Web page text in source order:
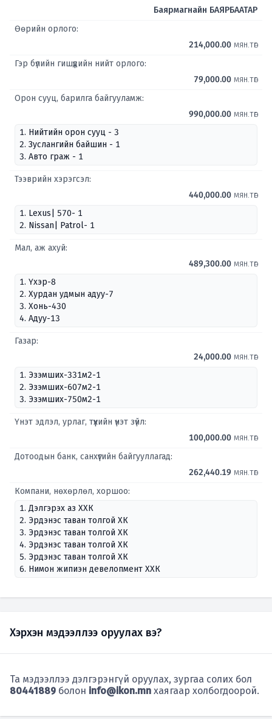
Баярмагнайн БАЯРБААТАР
Өөрийн орлого:
214,000.00 мян.төг
Гэр бүлийн гишүүдийн нийт орлого:
79,000.00 мян.төг
Орон сууц, барилга байгууламж:
990,000.00 мян.төг
1. Нийтийн орон сууц - 3
2. Зуслангийн байшин - 1
3. Авто граж - 1
Тээврийн хэрэгсэл:
440,000.00 мян.төг
1. Lexus| 570- 1
2. Nissan| Patrol- 1
Мал, аж ахуй:
489,300.00 мян.төг
1. Үхэр-8
2. Хурдан удмын адуу-7
3. Хонь-430
4. Адуу-13
Газар:
24,000.00 мян.төг
1. Эзэмших-331м2-1
2. Эзэмших-607м2-1
3. Эзэмших-750м2-1
Үнэт эдлэл, урлаг, түүхийн үнэт зүйл:
100,000.00 мян.төг
Дотоодын банк, санхүүгийн байгууллагад:
262,440.19 мян.төг
Компани, нөхөрлөл, хоршоо:
1. Дэлгэрэх аз ХХК
2. Эрдэнэс таван толгой ХК
3. Эрдэнэс таван толгой ХК
4. Эрдэнэс таван толгой ХК
5. Эрдэнэс таван толгой ХК
6. Нимон жипиэн девелопмент ХХК
Хэрхэн мэдээллээ оруулах вэ?
Та мэдээллээ дэлгэрэнгүй оруулах, зургаа солих бол
80441889 болон info@ikon.mn хаягаар холбогдоорой.